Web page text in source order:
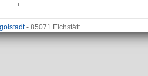
- 85071 Eichstätt